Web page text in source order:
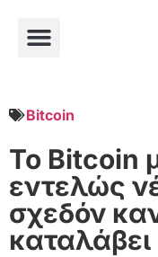
Bitcoin
Το Bitcoin
εντελώς
σχεδόν
καταλάβει